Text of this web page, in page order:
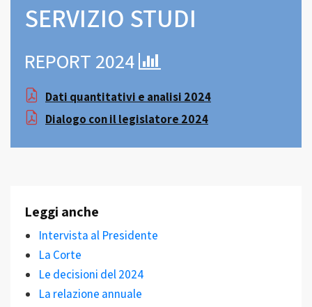
SERVIZIO STUDI
REPORT 2024
Dati quantitativi e analisi 2024
Dialogo con il legislatore 2024
Leggi anche
Intervista al Presidente
La Corte
Le decisioni del 2024
La relazione annuale